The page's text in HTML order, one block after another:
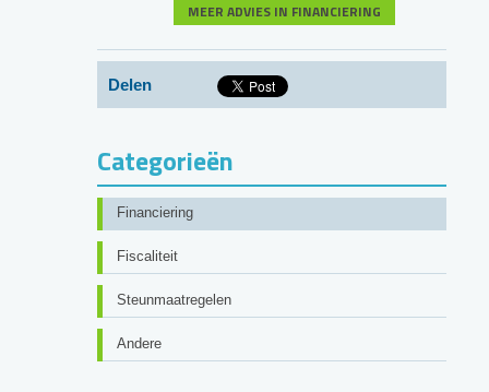
MEER ADVIES IN FINANCIERING
Delen
Categorieën
Financiering
Fiscaliteit
Steunmaatregelen
Andere